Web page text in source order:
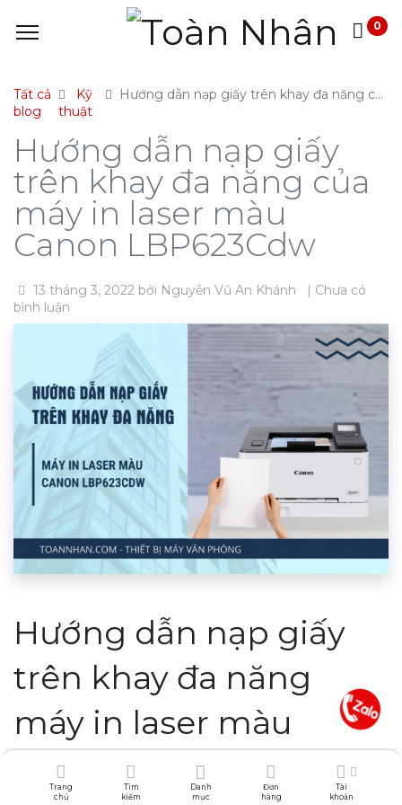
Trang
chủ
Tìm
kiếm
Danh
mục
Đơn
hàng
Tài
khoản
0
Tất cả
blog
Kỹ
thuật
Hướng dẫn nạp giấy trên khay đa năng của máy in laser màu Canon LBP623Cdw
Hướng dẫn nạp giấy
trên khay đa năng của
máy in laser màu
Canon LBP623Cdw
13 tháng 3, 2022 bởi Nguyễn Vũ An Khánh
| Chưa có
bình luận
Hướng dẫn nạp giấy
trên khay đa năng
máy in laser màu
Canon LBP623Cdw